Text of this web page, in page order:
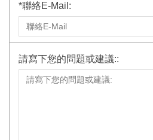
*聯絡E-Mail:
請寫下您的問題或建議::